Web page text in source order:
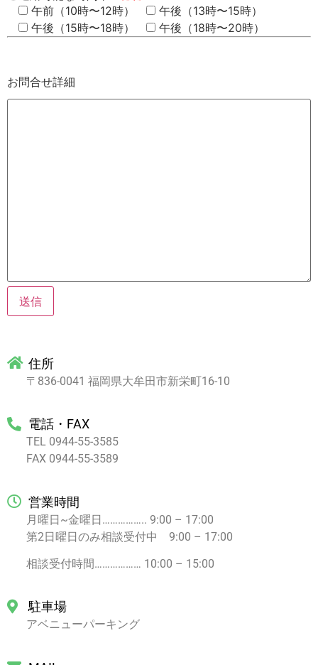
午前（10時〜12時）
午後（13時〜15時）
午後（15時〜18時）
午後（18時〜20時）
お問合せ詳細
住所
〒836-0041 福岡県大牟田市新栄町16-10
電話・FAX
TEL 0944-55-3585
FAX 0944-55-3589
営業時間
月曜日~金曜日…………….. 9:00 – 17:00
第2日曜日のみ相談受付中 9:00 – 17:00
相談受付時間……………… 10:00 – 15:00
駐車場
アベニューパーキング